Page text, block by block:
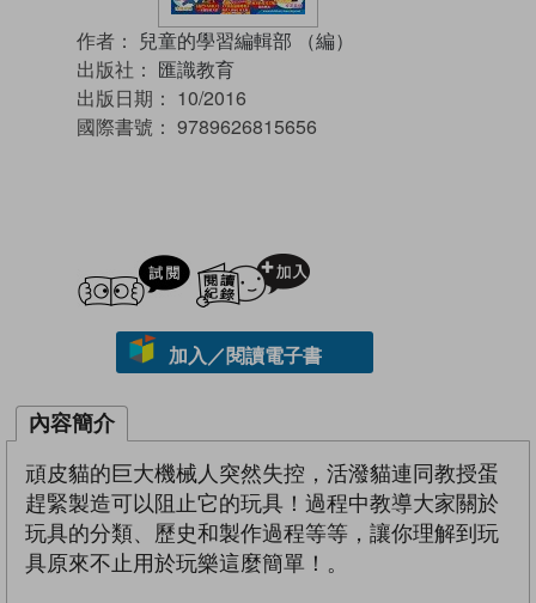
作者： 兒童的學習編輯部 （編）
出版社： 匯識教育
出版日期： 10/2016
國際書號： 9789626815656
試閲
加入／閱讀電子書
內容簡介
頑皮貓的巨大機械人突然失控，活潑貓連同教授蛋
趕緊製造可以阻止它的玩具！過程中教導大家關於
玩具的分類、歷史和製作過程等等，讓你理解到玩
具原來不止用於玩樂這麼簡單！。